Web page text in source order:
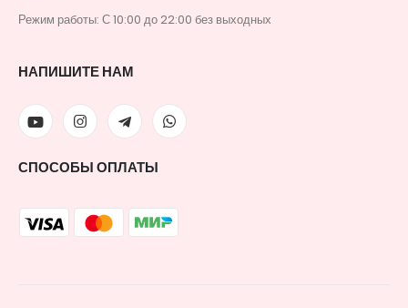
Режим работы: С 10:00 до 22:00 без выходных
НАПИШИТЕ НАМ
СПОСОБЫ ОПЛАТЫ